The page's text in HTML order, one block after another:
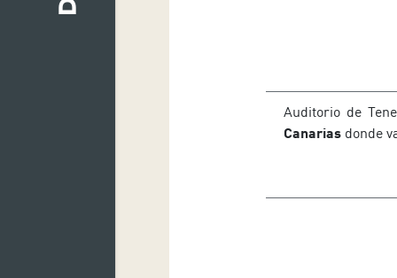
Auditorio de
Canariasdonde